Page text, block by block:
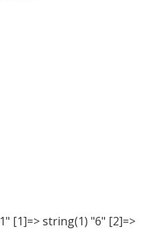
[1]=> string(1) "6" [2]=>